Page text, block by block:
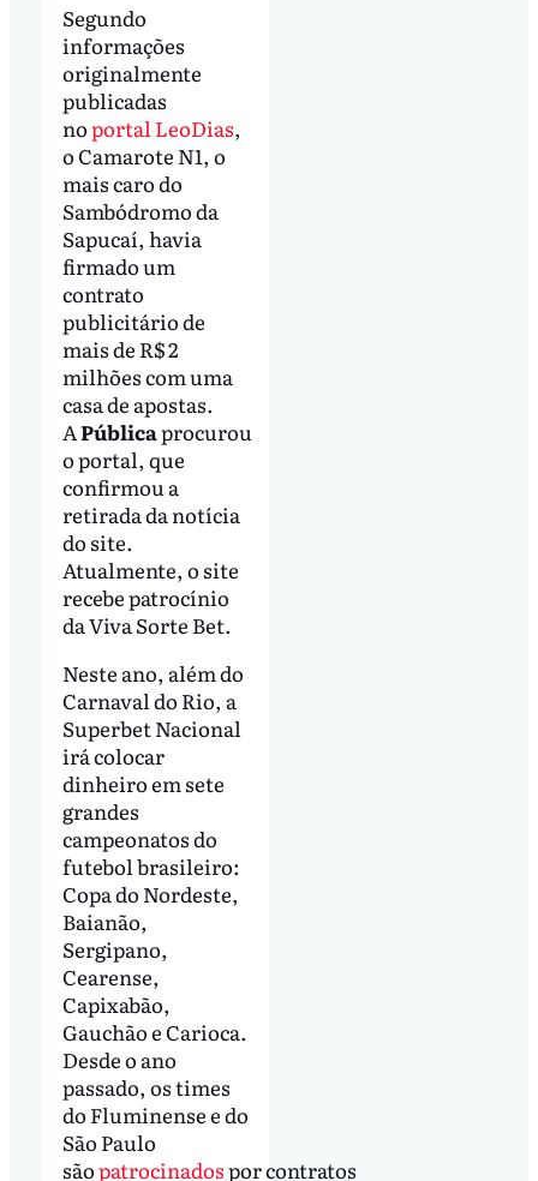
Segundo
informações
originalmente
publicadas
noportal LeoDias,
o Camarote N1, o
mais caro do
Sambódromo da
Sapucaí, havia
firmado um
contrato
publicitário de
mais de R$ 2
milhões com uma
casa de apostas.
APúblicaprocurou
o portal, que
confirmou a
retirada da notícia
do site.
Atualmente, o site
recebe patrocínio
da Viva Sorte Bet.
Neste ano, além do
Carnaval do Rio, a
Superbet Nacional
irá colocar
dinheiro em sete
grandes
campeonatos do
futebol brasileiro:
Copa do Nordeste,
Baianão,
Sergipano,
Cearense,
Capixabão,
Gauchão e Carioca.
Desde o ano
passado, os times
do Fluminense e do
São Paulo
sãopatrocinadospor contratos